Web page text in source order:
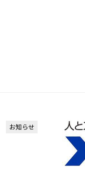
お知らせ